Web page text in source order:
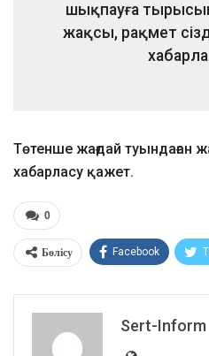
шықпауға
жақсы, рақмет
Төтенше жағдай туындаған
хабарласу қажет.
0
Бөлісу Facebook
Sert-Inform